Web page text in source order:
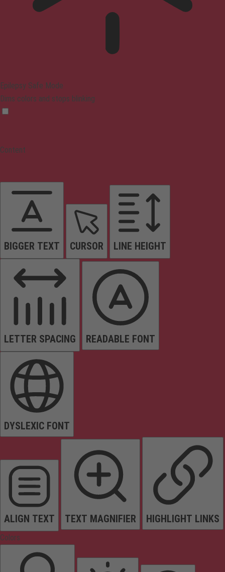
Epilepsy Safe Mode
Dims colors and stops blinking
Content
BIGGER TEXT CURSOR LINE HEIGHT
LETTER SPACING READABLE FONT
DYSLEXIC FONT
ALIGN TEXT TEXT MAGNIFIER HIGHLIGHT LINKS
Colors